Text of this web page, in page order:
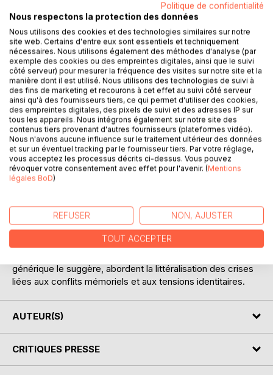
Pour son tout premier numéro, la Revue Africaine des
Dynamiques Contemporaines (RADYC) se proposait de
réfléchir sur la rémanence des catégorisations coloniales
en Afrique postcoloniale, particulièrement celles qui
touchent à l'organisation administrative, aux toponymes,
aux ethnonymes, aux représentations sociales et
sociolinguistiques, stéréotypées ou non, et aux
constructions mémorielles. Les contributions validées par
le comité scientifique et les experts ont été organisées en
deux parties. La première a pour titre « Toponymes,
usages administratifs et ancrage identitaire ». Les trois
contributions réunies sous ce titre traitent des tensions
entre les toponymes administratifs dont certaines
originaux. Elles soulignent, d'une part, la nécessité de les
défranciser, celle d'harmoniser leurs orthographes d'autre
part. La seconde partie est intitulée « Représentations
littéraires des crises mémorielles et identitaires ». Elle
générique le suggère, abordent la littéralisation des crises
liées aux conflits mémoriels et aux tensions identitaires.
AUTEUR(S)
CRITIQUES PRESSE
Politique de confidentialité
Nous respectons la protection des données
Nous utilisons des cookies et des technologies similaires sur notre
site web. Certains d'entre eux sont essentiels et techniquement
nécessaires. Nous utilisons également des méthodes d'analyse (par
exemple des cookies ou des empreintes digitales, ainsi que le suivi
côté serveur) pour mesurer la fréquence des visites sur notre site et la
manière dont il est utilisé. Nous utilisons des technologies de suivi à
des fins de marketing et recourons à cet effet au suivi côté serveur
ainsi qu'à des fournisseurs tiers, ce qui permet d'utiliser des cookies,
des empreintes digitales, des pixels de suivi et des adresses IP sur
tous les appareils. Nous intégrons également sur notre site des
contenus tiers provenant d'autres fournisseurs (plateformes vidéo).
Nous n'avons aucune influence sur le traitement ultérieur des données
et sur un éventuel tracking par le fournisseur tiers. Par votre réglage,
vous acceptez les processus décrits ci-dessus. Vous pouvez
révoquer votre consentement avec effet pour l'avenir. (Mentions
légales BoD)
REFUSER NON, AJUSTER
TOUT ACCEPTER